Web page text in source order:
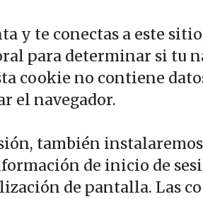
y te conectas a este
para determinar si tu
cookie no contiene
el navegador.
también
de inicio de
de pantalla. Las